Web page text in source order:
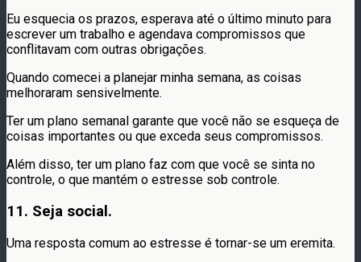
Eu esquecia os prazos, esperava até o último minuto para
escrever um trabalho e agendava compromissos que
conflitavam com outras obrigações.
Quando comecei a planejar minha semana, as coisas
melhoraram sensivelmente.
Ter um plano semanal garante que você não se esqueça de
coisas importantes ou que exceda seus compromissos.
Além disso, ter um plano faz com que você se sinta no
controle, o que mantém o estresse sob controle.
11. Seja social.
Uma resposta comum ao estresse é tornar-se um eremita.